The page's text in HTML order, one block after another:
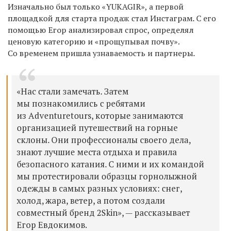
Изначально был только «YUKAGIR», а первой
площадкой для старта продаж стал Инстаграм. С его
помощью Егор анализировал спрос, определял
ценовую категорию и «прощупывал почву».
Со временем пришла узнаваемость и партнеры.
«Нас стали замечать. Затем
мы познакомились с ребятами
из Adventuretours, которые занимаются
организацией путешествий на горные
склоны. Они профессионалы своего дела,
знают лучшие места отдыха и правила
безопасного катания. С ними и их командой
мы протестировали образцы горнолыжной
одежды в самых разных условиях: снег,
холод, жара, ветер, а потом создали
совместный бренд 2Skin», — рассказывает
Егор Евдокимов.